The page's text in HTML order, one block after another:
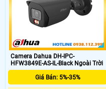
Camera Dahua DH-IPC-
HFW3849E-AS-IL-Black Ngoài Trời
Giá Bán: 5%-35%